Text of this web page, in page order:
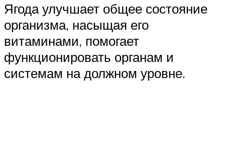
Ягода улучшает общее состояние
организма, насыщая его
витаминами, помогает
функционировать органам и
системам на должном уровне.